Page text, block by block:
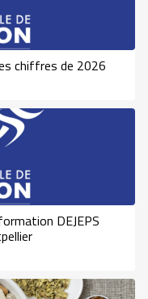
chiffres de 2026
DEJEPS